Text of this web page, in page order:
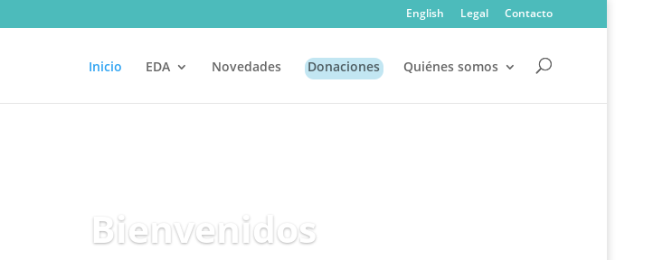
English Legal Contacto
Inicio EDA Novedades Donaciones Quiénes somos
Bienvenidos